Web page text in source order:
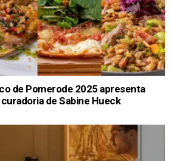
de Pomerode 2025 apresenta
de Sabine Hueck